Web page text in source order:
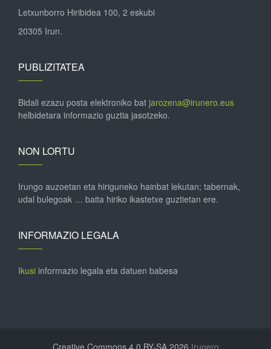
Letxunborro Hiribidea 100, 2 eskubi
20305 Irun.
PUBLIZITATEA
Bidali ezazu posta elektroniko bat jarozena@irunero.eus
helbidetara informazio guztia jasotzeko.
NON LORTU
Irungo auzoetan eta hiriguneko hainbat lekutan; tabernak,
udal bulegoak … baita hiriko ikastetxe guztietan ere.
INFORMAZIO LEGALA
Ikusi informazio legala eta datuen babesa
Creative Commons 4.0 BY-SA 2026 Irunero